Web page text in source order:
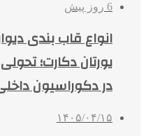
6 روز پیش
انواع قاب بندی
یورتان دکارت؛
در دکوراسیون
۱۴۰۵/۰۴/۱۵